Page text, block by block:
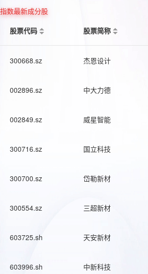
指数最新成分股
股票代码
股票简称
300668.sz 杰恩设计
002896.sz 中大力德
002849.sz 威星智能
300716.sz 国立科技
300700.sz 岱勒新材
300554.sz 三超新材
603725.sh 天安新材
603996.sh 中新科技